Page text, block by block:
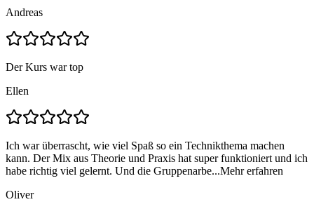
Andreas
Der Kurs war top
Ellen
Ich war überrascht, wie viel Spaß so ein Technikthema machen
kann. Der Mix aus Theorie und Praxis hat super funktioniert und ich
habe richtig viel gelernt. Und die Gruppenarbe...Mehr erfahren
Oliver